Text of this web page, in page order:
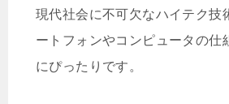
現代社会に不可欠なハイテク技
ートフォンやコンピュータの仕
にぴったりです。